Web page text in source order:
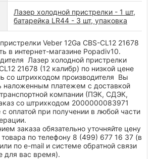
Лазер холодной пристрелки - 1 шт,
батарейка LR44 - 3 шт, упаковка
Veber 12Ga CBS-CL12 21678
в интернет-магазине Popadiv10.
Лазер холодной пристрелки
21678 (12 калибр) по низкой цене
со штрихкодом производителя Вы
наложенным платежем с доставкой
компании (ПЭК, СДЭК,
со штрихкодом 2000000083971
с оплатой при получении в любой части
заказа обязательно уточняйте цену
по телефону 8 (499) 677 16 37 (в
по e-mail и системе обратной связи
для вас время).